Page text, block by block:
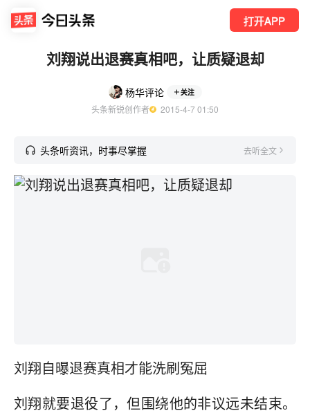
打开APP
刘翔说出退赛真相吧，让质疑退却
杨华评论 关注
头条新锐创作者
  2015-4-7 01:50
头条听资讯，时事尽掌握 去听全文
刘翔自曝退赛真相才能洗刷冤屈
刘翔就要退役了，但围绕他的非议远未结束。